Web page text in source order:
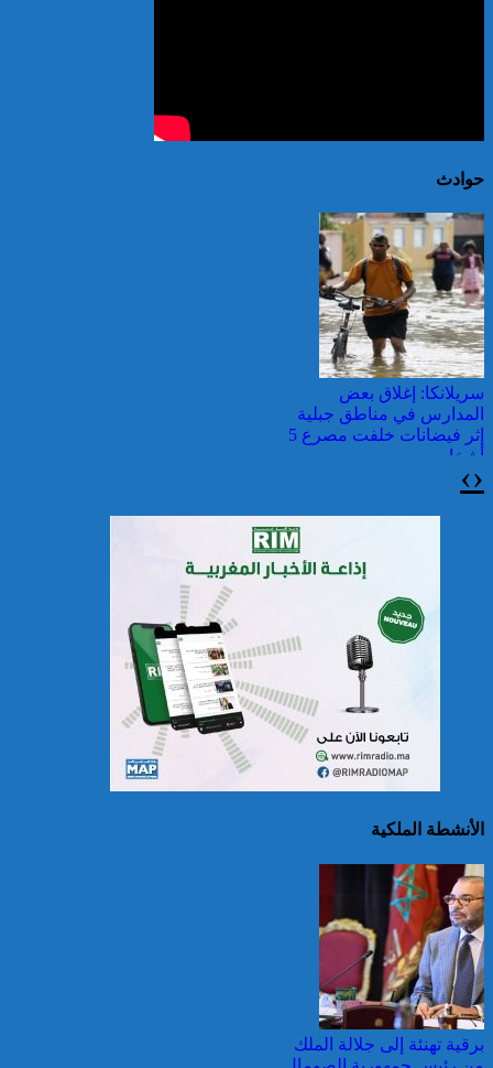
حوادث
سريلانكا: إغلاق بعض
المدارس في مناطق جبلية
إثر فيضانات خلفت مصرع 5
أشخاص
الصين تصدر إنذارين
لمواجهة العواصف المطيرة
وطقس شديد الحمل
اليونان: فرق الإطفاء تواصل
مكافحة حريق في شمال
غرب أثينا
‹
›
الأنشطة الملكية
برقية تهنئة إلى جلالة الملك